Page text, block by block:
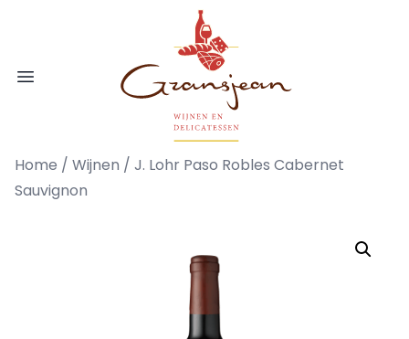
Open menu
Gransjean - Wijn - Broodjes -
Home / Wijnen / J. Lohr Paso Robles Cabernet
Sauvignon